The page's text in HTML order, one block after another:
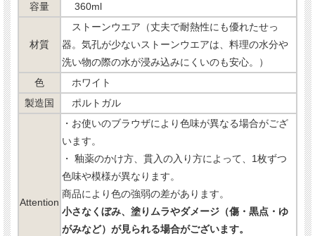
容量
360ml
材質
ストーンウエア（丈夫で耐熱性にも優れたせっ
器。気孔が少ないストーンウエアは、料理の水分や
洗い物の際の水が浸み込みにくいのも安心。）
色
ホワイト
製造国
ポルトガル
Attention
・お使いのブラウザにより色味が異なる場合がござ
います。
・ 釉薬のかけ方、貫入の入り方によって、1枚ずつ
色味や模様が異なります。
商品により色の強弱の差があります。
小さなくぼみ、塗りムラやダメージ（傷・黒点・ゆ
がみなど）が見られる場合がございます。